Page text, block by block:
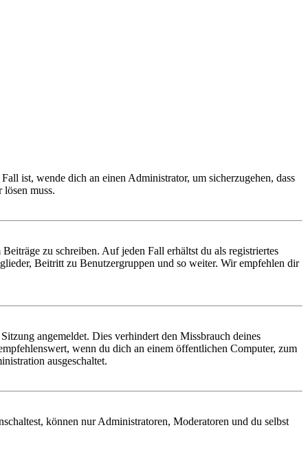
ist, wende dich an einen Administrator, um sicherzugehen, dass
muss.
zu schreiben. Auf jeden Fall erhältst du als registriertes
Beitritt zu Benutzergruppen und so weiter. Wir empfehlen dir
angemeldet. Dies verhindert den Missbrauch deines
wenn du dich an einem öffentlichen Computer, zum
ausgeschaltet.
können nur Administratoren, Moderatoren und du selbst